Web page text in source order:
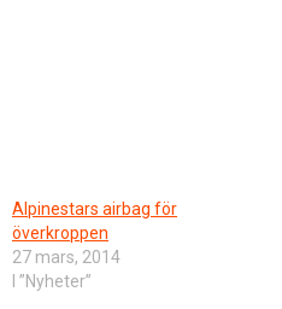
Alpinestars airbag för
överkroppen
27 mars, 2014
I ”Nyheter”